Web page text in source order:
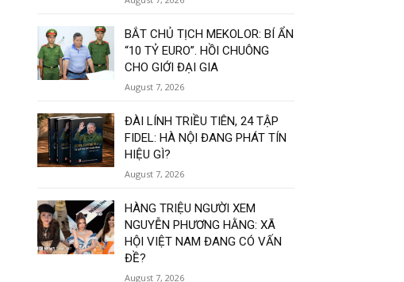
BẮT CHỦ TỊCH MEKOLOR: BÍ ẨN
“10 TỶ EURO”. HỒI CHUÔNG
CHO GIỚI ĐẠI GIA
August 7, 2026
ĐÀI LÍNH TRIỀU TIÊN, 24 TẬP
FIDEL: HÀ NỘI ĐANG PHÁT TÍN
HIỆU GÌ?
August 7, 2026
HÀNG TRIỆU NGƯỜI XEM
NGUYỄN PHƯƠNG HẰNG: XÃ
HỘI VIỆT NAM ĐANG CÓ VẤN
ĐỀ?
August 7, 2026